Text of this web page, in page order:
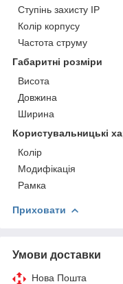
Ступінь захисту IP
Колір корпусу
Частота струму
Габаритні розміри
Висота
Довжина
Ширина
Користувальницькі
Колір
Модифікація
Рамка
Приховати
Умови доставки
Нова Пошта